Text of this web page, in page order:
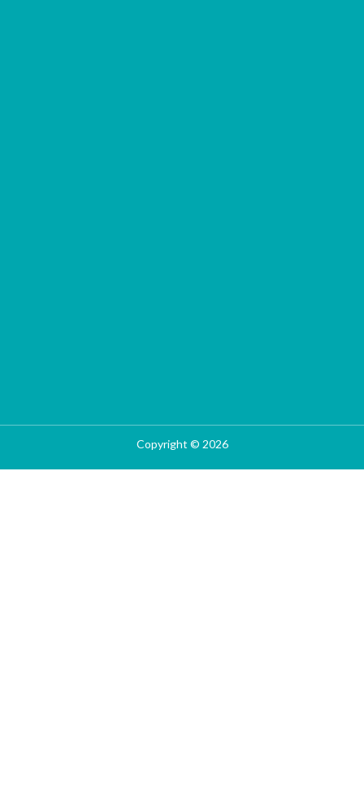
Copyright © 2026